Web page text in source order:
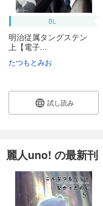
BL
明治従属タングステン
上【電子...
たつもとみお
試し読み
麗人uno! の最新刊